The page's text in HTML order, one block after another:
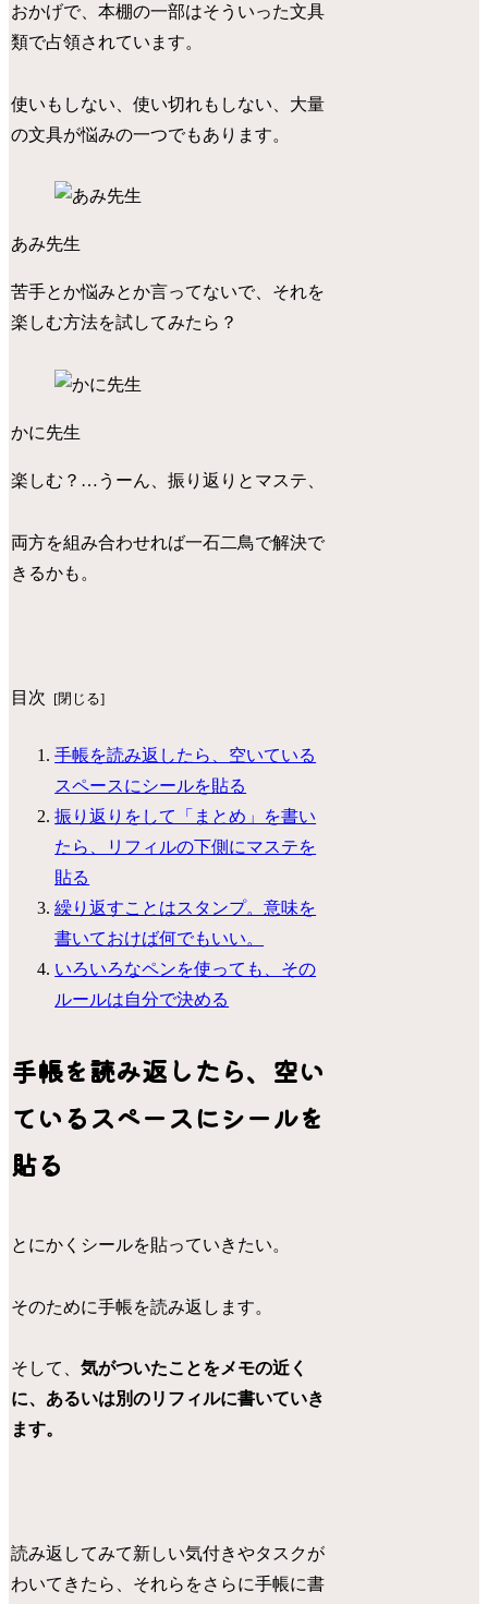
おかげで、本棚の一部はそういった文具
類で占領されています。
使いもしない、使い切れもしない、大量
の文具が悩みの一つでもあります。
あみ先生
苦手とか悩みとか言ってないで、それを
楽しむ方法を試してみたら？
かに先生
楽しむ？…うーん、振り返りとマステ、
両方を組み合わせれば一石二鳥で解決で
きるかも。
目次
手帳を読み返したら、空いている
スペースにシールを貼る
振り返りをして「まとめ」を書い
たら、リフィルの下側にマステを
貼る
繰り返すことはスタンプ。意味を
書いておけば何でもいい。
いろいろなペンを使っても、その
ルールは自分で決める
手帳を読み返したら、空い
ているスペースにシールを
貼る
とにかくシールを貼っていきたい。
そのために手帳を読み返します。
そして、気がついたことをメモの近く
に、あるいは別のリフィルに書いていき
ます。
読み返してみて新しい気付きやタスクが
わいてきたら、それらをさらに手帳に書